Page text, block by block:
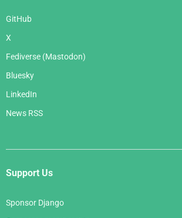
GitHub
X
Fediverse (Mastodon)
Bluesky
LinkedIn
News RSS
Support Us
Sponsor Django